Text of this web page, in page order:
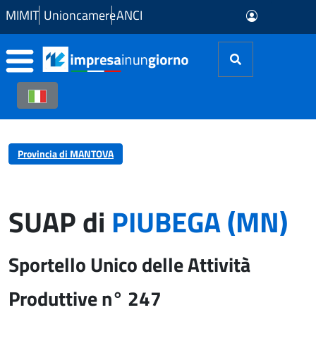
Skip to Main Content
MIMIT UnioncamereANCI
Provincia di MANTOVA
SUAP di PIUBEGA (MN)
Sportello Unico delle Attività
Produttive n° 247